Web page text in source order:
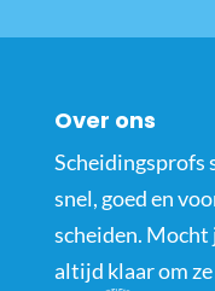
Over ons
Scheidingsprofs
snel, goed en
scheiden. Mocht
altijd klaar om